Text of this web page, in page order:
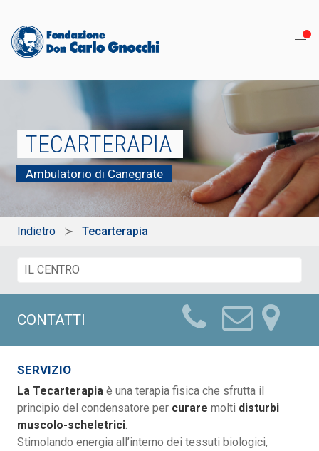
TECARTERAPIA
Ambulatorio di Canegrate
Indietro Tecarterapia
CONTATTI
SERVIZIO
La Tecarterapia è una terapia fisica che sfrutta il
principio del condensatore per curare molti disturbi
muscolo-scheletrici
Stimolando energia all’interno dei tessuti biologici,